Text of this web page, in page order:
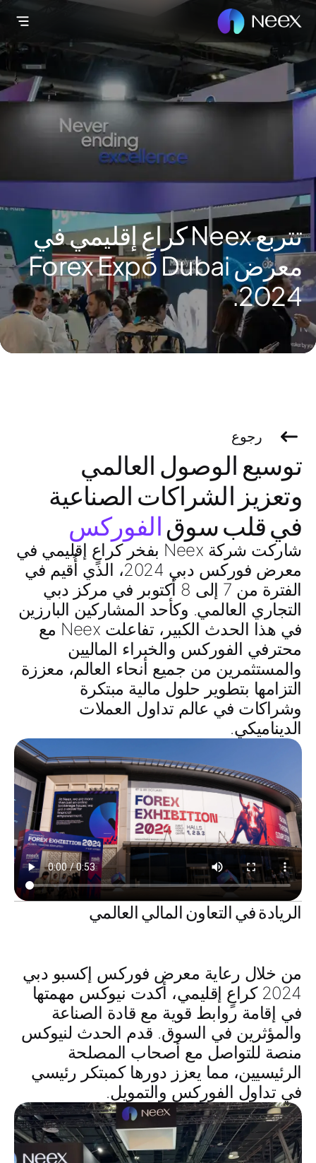
تتربع Neex كراعٍ إقليمي في
معرض Forex Expo Dubai
2024.
رجوع
توسيع الوصول العالمي
وتعزيز الشراكات الصناعية
في قلب سوق الفوركس
شاركت شركة Neex بفخر كراعٍ إقليمي في
معرض فوركس دبي 2024، الذي أُقيم في
الفترة من 7 إلى 8 أكتوبر في مركز دبي
التجاري العالمي. وكأحد المشاركين البارزين
في هذا الحدث الكبير، تفاعلت Neex مع
محترفي الفوركس والخبراء الماليين
والمستثمرين من جميع أنحاء العالم، معززة
التزامها بتطوير حلول مالية مبتكرة
وشراكات في عالم تداول العملات
الديناميكي.
الريادة في التعاون المالي العالمي
من خلال رعاية معرض فوركس إكسبو دبي
2024 كراعٍ إقليمي، أكدت نيوكس مهمتها
في إقامة روابط قوية مع قادة الصناعة
والمؤثرين في السوق. قدم الحدث لنيوكس
منصة للتواصل مع أصحاب المصلحة
الرئيسيين، مما يعزز دورها كمبتكر رئيسي
في تداول الفوركس والتمويل.